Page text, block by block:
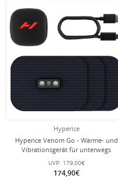
Hyperice
Hyperice Venom Go - Wärme- und
Vibrationsgerät für unterwegs
UVP: 179,00€
174,90€